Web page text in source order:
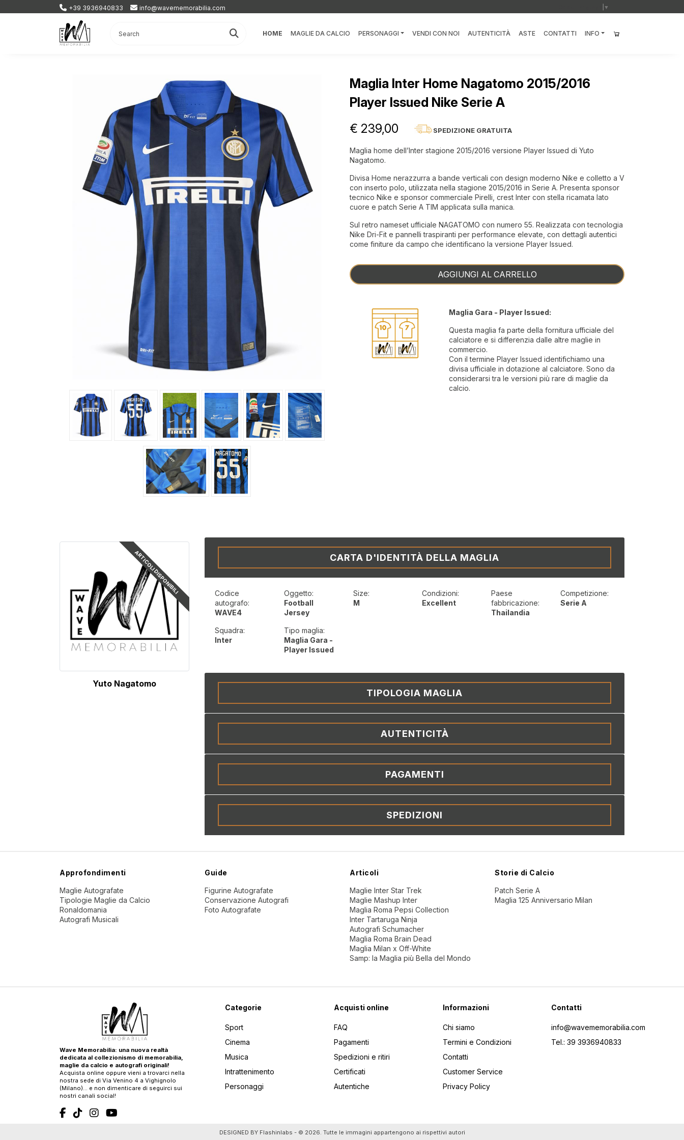
+39 3936940833 info@wavememorabilia.com ▼
HOME MAGLIE DA CALCIO PERSONAGGI VENDI CON NOI AUTENTICITÀ ASTE CONTATTI INFO
Maglia Inter Home Nagatomo 2015/2016
Player Issued Nike Serie A
€ 239,00 SPEDIZIONE GRATUITA
Maglia home dell’Inter stagione 2015/2016 versione Player Issued di Yuto
Nagatomo.
Divisa Home nerazzurra a bande verticali con design moderno Nike e colletto a V
con inserto polo, utilizzata nella stagione 2015/2016 in Serie A. Presenta sponsor
tecnico Nike e sponsor commerciale Pirelli, crest Inter con stella ricamata lato
cuore e patch Serie A TIM applicata sulla manica.
Sul retro nameset ufficiale NAGATOMO con numero 55. Realizzata con tecnologia
Nike Dri-Fit e pannelli traspiranti per performance elevate, con dettagli autentici
come finiture da campo che identificano la versione Player Issued.
AGGIUNGI AL CARRELLO
Maglia Gara - Player Issued:
Questa maglia fa parte della fornitura ufficiale del
calciatore e si differenzia dalle altre maglie in
commercio.
Con il termine Player Issued identifichiamo una
divisa ufficiale in dotazione al calciatore. Sono da
considerarsi tra le versioni più rare di maglie da
calcio.
ARTICOLI DISPONIBILI
Yuto Nagatomo
CARTA D'IDENTITÀ DELLA MAGLIA
Codice
autografo:
WAVE4
Oggetto:
Football
Jersey
Size:
M
Condizioni:
Excellent
Paese
fabbricazione:
Thailandia
Competizione:
Serie A
Squadra:
Inter
Tipo maglia:
Maglia Gara -
Player Issued
TIPOLOGIA MAGLIA
AUTENTICITÀ
PAGAMENTI
SPEDIZIONI
Approfondimenti
Maglie Autografate
Tipologie Maglie da Calcio
Ronaldomania
Autografi Musicali
Guide
Figurine Autografate
Conservazione Autografi
Foto Autografate
Articoli
Maglie Inter Star Trek
Maglie Mashup Inter
Maglia Roma Pepsi Collection
Inter Tartaruga Ninja
Autografi Schumacher
Maglia Roma Brain Dead
Maglia Milan x Off-White
Samp: la Maglia più Bella del Mondo
Storie di Calcio
Patch Serie A
Maglia 125 Anniversario Milan
Wave Memorabilia: una nuova realtà
dedicata al collezionismo di memorabilia,
maglie da calcio e autografi originali!
Acquista online oppure vieni a trovarci nella
nostra sede di Via Venino 4 a Vighignolo
(Milano)… e non dimenticare di seguirci sui
nostri canali social!
Categorie
Sport
Cinema
Musica
Intrattenimento
Personaggi
Acquisti online
FAQ
Pagamenti
Spedizioni e ritiri
Certificati
Autentiche
Informazioni
Chi siamo
Termini e Condizioni
Contatti
Customer Service
Privacy Policy
Contatti
info@wavememorabilia.com
Tel.: 39 3936940833
DESIGNED BY Flashinlabs - © 2026. Tutte le immagini appartengono ai rispettivi autori